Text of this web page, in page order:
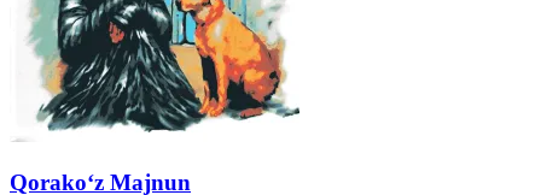
Qorako‘z Majnun